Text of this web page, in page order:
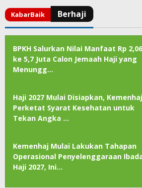
BPKH Salurkan Nilai Manfaat Rp
ke 5,7 Juta Calon Jemaah Haji yang
Menungg…
Haji 2027 Mulai Disiapkan, Kemenhaj
Perketat Syarat Kesehatan untuk
Tekan Angka …
Kemenhaj Mulai Lakukan Tahapan
Operasional Penyelenggaraan
Haji 2027, Ini…